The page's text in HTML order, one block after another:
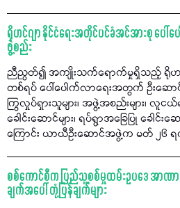
ရိုဟင်ဂျာ နိုင်ငံရေးအတိုင်ပင်ခံအင်အားစု ပေါ်
ဖွဲ့စည်း
ညီညွတ်၍ အကျိုးသက်ရောက်မှုရှိသည့် ရိုဟင်ဂ
တစ်ရပ် ပေါ်ပေါက်လာရေးအတွက် ဦးဆေ
ကြွလှုပ်ရှားသူများ၊ အဖွဲ့အစည်းများ၊ လူ
ခေါင်းဆောင်များ၊ ရပ်ရွာအခြေပြု ခေါင်း
ကြောင်း ယာယီဦးဆောင်အဖွဲ့က မတ် ၂
စစ်ကောင်စီက ပြည်သူ့စစ်မှုထမ်းဥပဒေ အာဏာ
ချက်အပေါ် တုံ့ပြန်ချက်များ